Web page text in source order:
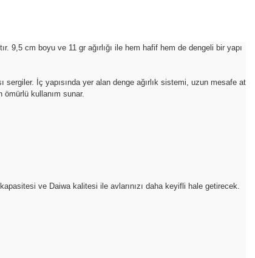
9,5 cm boyu ve 11 gr ağırlığı ile hem hafif hem de dengeli bir yapı
İç yapısında yer alan denge ağırlık sistemi, uzun mesafe at
ömürlü kullanım sunar.
ve Daiwa kalitesi ile avlarınızı daha keyifli hale getirecek.